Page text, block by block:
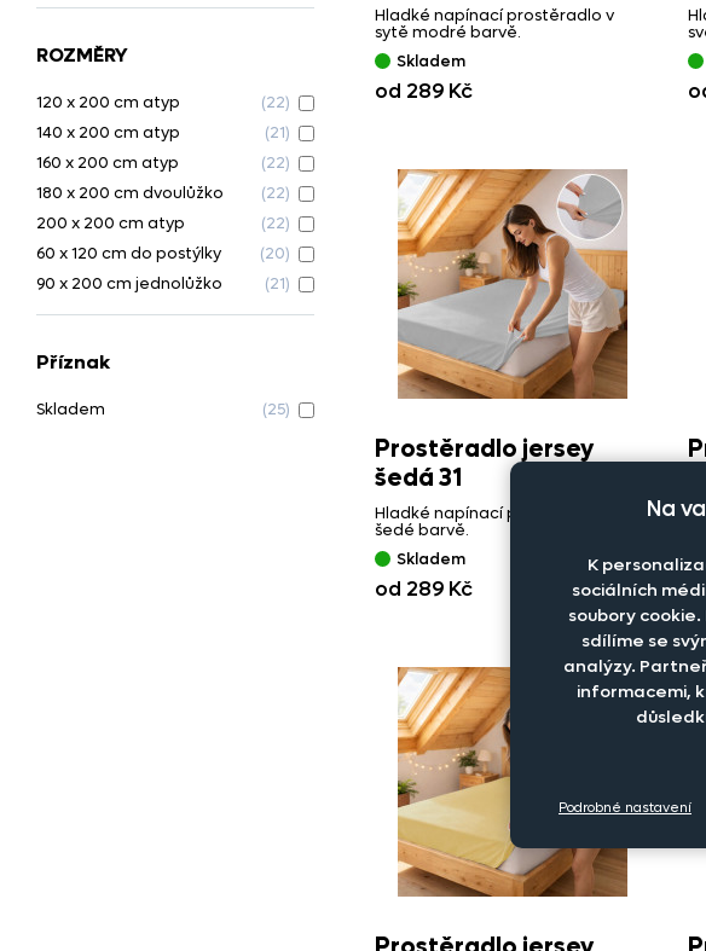
Hladké napínací prostěradlo v
sytě modré barvě.
Skladem
od 289 Kč
Prostěradlo jersey
šedá 31
Hladké napínací prostěradlo v
šedé barvě.
Skladem
od 289 Kč
ROZMĚRY
120 x 200 cm atyp
(22)
140 x 200 cm atyp
(21)
160 x 200 cm atyp
(22)
180 x 200 cm dvoulůžko
(22)
200 x 200 cm atyp
(22)
60 x 120 cm do postýlky
(20)
90 x 200 cm jednolůžko
(21)
Příznak
Skladem (25)
Na
K
sociálních
soubory
sdílíme se
analýzy.
informacemi,
Podrobné nastavení